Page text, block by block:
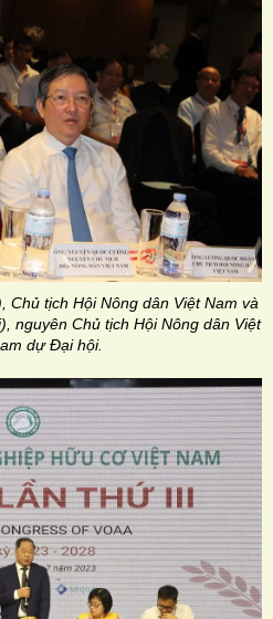
tịch Hội Nông dân Việt Nam và
nguyên Chủ tịch Hội Nông dân Việt
dự Đại hội.